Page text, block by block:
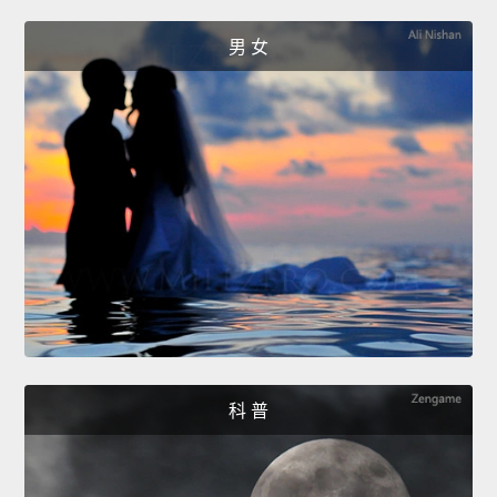
男 女
科 普